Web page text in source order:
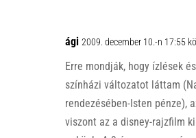
ági 2009. december 10.-n 17:55
Erre mondják, hogy ízlések
színházi változatot láttam
rendezésében-Isten pénze),
viszont az a disney-rajzfilm